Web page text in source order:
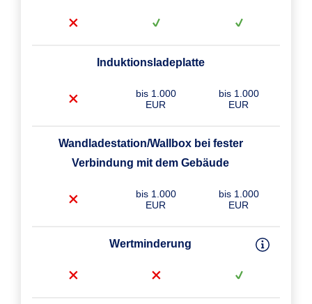
Induktionsladeplatte
bis 1.000
EUR
bis 1.000
EUR
Wandladestation/Wallbox bei fester
Verbindung mit dem Gebäude
bis 1.000
EUR
bis 1.000
EUR
Wertminderung